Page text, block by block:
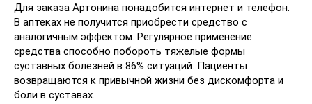
Для заказа Артонина понадобится интернет и телефон.
В аптеках не получится приобрести средство с
аналогичным эффектом. Регулярное применение
средства способно побороть тяжелые формы
суставных болезней в 86% ситуаций. Пациенты
возвращаются к привычной жизни без дискомфорта и
боли в суставах.